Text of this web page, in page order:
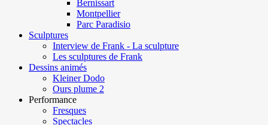
Bernissart
Montpellier
Parc Paradisio
Sculptures
Interview de Frank - La sculpture
Les sculptures de Frank
Dessins animés
Kleiner Dodo
Ours plume 2
Performance
Fresques
Spectacles